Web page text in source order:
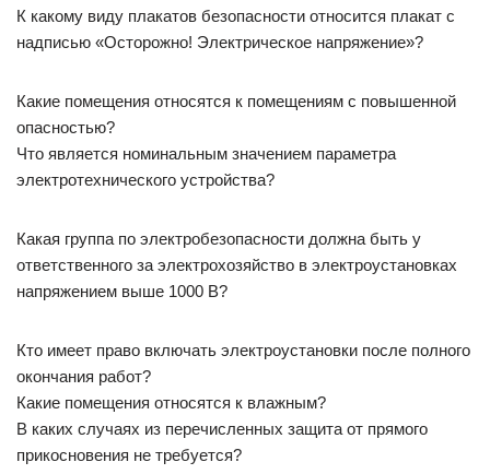
К какому виду плакатов безопасности относится плакат с
надписью «Осторожно! Электрическое напряжение»?
Какие помещения относятся к помещениям с повышенной
опасностью?
Что является номинальным значением параметра
электротехнического устройства?
Какая группа по электробезопасности должна быть у
ответственного за электрохозяйство в электроустановках
напряжением выше 1000 В?
Кто имеет право включать электроустановки после полного
окончания работ?
Какие помещения относятся к влажным?
В каких случаях из перечисленных защита от прямого
прикосновения не требуется?